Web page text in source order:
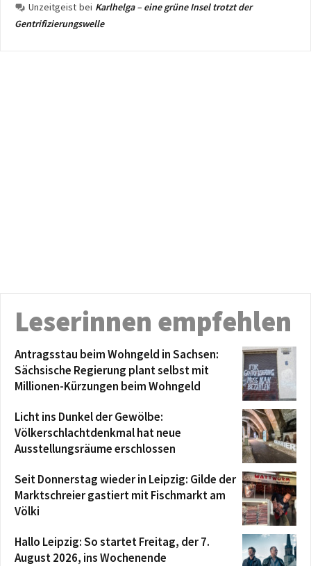
Unzeitgeist bei Karlhelga – eine grüne Insel trotzt der
Gentrifizierungswelle
Leserinnen empfehlen
Antragsstau beim Wohngeld in Sachsen:
Sächsische Regierung plant selbst mit
Millionen-Kürzungen beim Wohngeld
Licht ins Dunkel der Gewölbe:
Völkerschlachtdenkmal hat neue
Ausstellungsräume erschlossen
Seit Donnerstag wieder in Leipzig: Gilde der
Marktschreier gastiert mit Fischmarkt am
Völki
Hallo Leipzig: So startet Freitag, der 7.
August 2026, ins Wochenende